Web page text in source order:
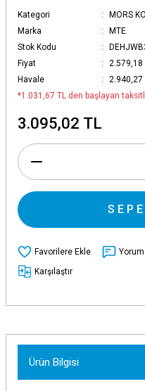
Kategori
MORS
Marka
MTE
Stok Kodu
Fiyat
2.579,18
Havale
2.940,27
*1.031,67 TL den başlayan
3.095,02 TL
Karşılaştır
Ürün Bilgisi